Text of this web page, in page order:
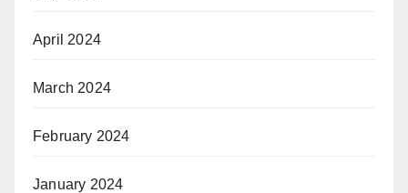
April 2024
March 2024
February 2024
January 2024